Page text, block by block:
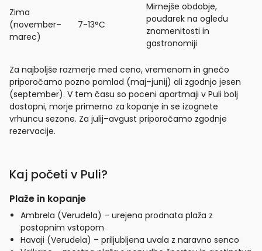
Zima
(november–
marec)
7-13°C
Mirnejše obdobje,
poudarek na ogledu
znamenitosti in
gastronomiji
Za najboljše razmerje med ceno, vremenom in gnečo
priporočamo pozno pomlad (maj–junij) ali zgodnjo jesen
(september). V tem času so poceni apartmaji v Puli bolj
dostopni, morje primerno za kopanje in se izognete
vrhuncu sezone. Za julij–avgust priporočamo zgodnje
rezervacije.
Kaj početi v Puli?
Plaže in kopanje
Ambrela (Verudela) – urejena prodnata plaža z
postopnim vstopom
Havaji (Verudela) – priljubljena uvala z naravno senco